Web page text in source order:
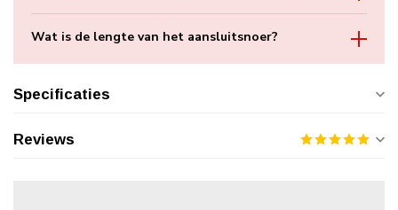
Wat is de lengte van het aansluitsnoer?
Specificaties
Reviews